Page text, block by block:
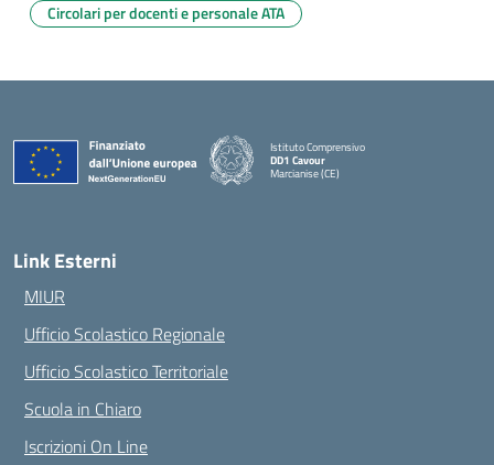
Circolari per docenti e personale ATA
Istituto Comprensivo
DD1 Cavour
Marcianise (CE)
Link Esterni
MIUR
Ufficio Scolastico Regionale
Ufficio Scolastico Territoriale
Scuola in Chiaro
Iscrizioni On Line